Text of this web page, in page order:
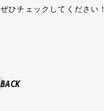
ぜひチェックしてください！
BACK